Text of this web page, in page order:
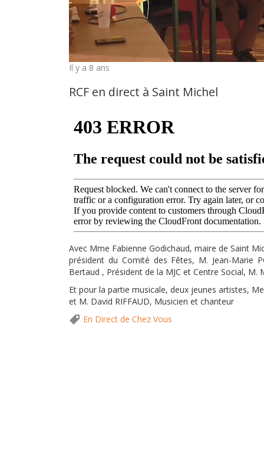
Il y a 8 ans
RCF en direct à Saint Michel
Avec Mme Fabienne Godichaud, maire de Saint
président du Comité des Fêtes, M. Jean-Marie
Bertaud , Président de la MJC et Centre Social, M.
Et pour la partie musicale, deux jeunes artistes,
et M. David RIFFAUD, Musicien et chanteur
En Direct de Chez Vous